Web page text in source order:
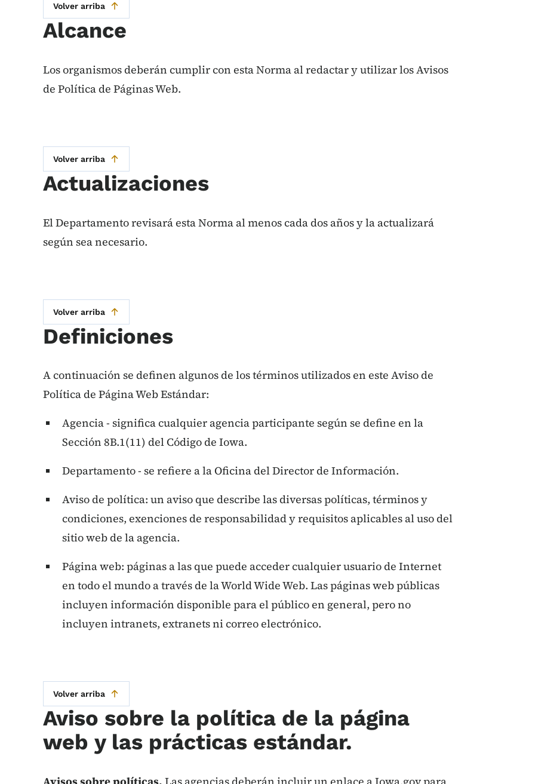
Volver arriba
Alcance
Los organismos deberán cumplir con esta Norma al redactar y utilizar los Avisos
de Política de Páginas Web.
Volver arriba
Actualizaciones
El Departamento revisará esta Norma al menos cada dos años y la actualizará
según sea necesario.
Volver arriba
Definiciones
A continuación se definen algunos de los términos utilizados en este Aviso de
Política de Página Web Estándar:
Agencia - significa cualquier agencia participante según se define en la
Sección 8B.1(11) del Código de Iowa.
Departamento - se refiere a la Oficina del Director de Información.
Aviso de política: un aviso que describe las diversas políticas, términos y
condiciones, exenciones de responsabilidad y requisitos aplicables al uso del
sitio web de la agencia.
Página web: páginas a las que puede acceder cualquier usuario de Internet
en todo el mundo a través de la World Wide Web. Las páginas web públicas
incluyen información disponible para el público en general, pero no
incluyen intranets, extranets ni correo electrónico.
Volver arriba
Aviso sobre la política de la página
web y las prácticas estándar.